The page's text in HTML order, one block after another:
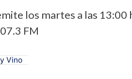
los martes a las 13:00
FM
Vino